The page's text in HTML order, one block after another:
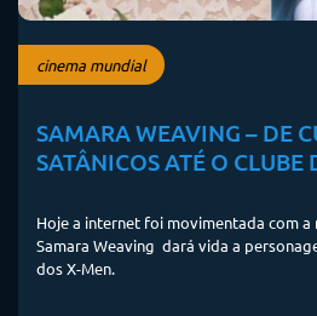
cinema mundial
SAMARA WEAVING – DE
SATÂNICOS ATÉ O CLUBE
Hoje a internet foi movimentada com a
Samara Weaving dará vida a
dos X-Men.